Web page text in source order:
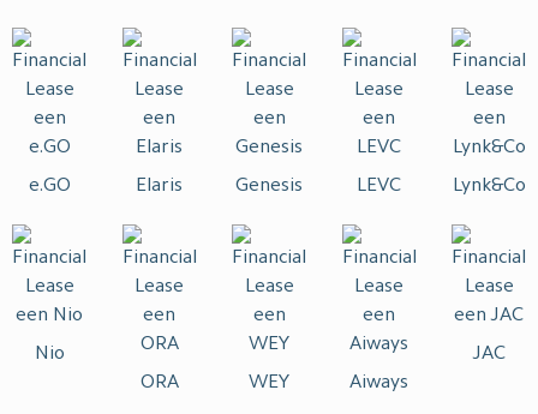
e.GO Elaris Genesis LEVC Lynk&Co
Nio
ORA
WEY Aiways
JAC